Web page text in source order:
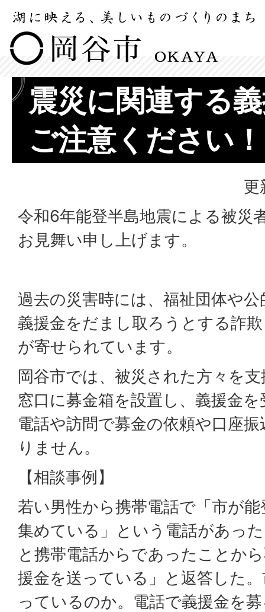
震災に関連する
ご注意ください！
更
令和6年能登半島地震による被災
お見舞い申し上げます。
過去の災害時には、福祉団体や
義援金をだまし取ろうとする詐
が寄せられています。
岡谷市では、被災された方々を
窓口に募金箱を設置し、義援金
電話や訪問で募金の依頼や口座
りません。
【相談事例】
若い男性から携帯電話で「市が
集めている」という電話があっ
と携帯電話からであったことか
援金を送っている」と返答した
っているのか。電話で義援金を